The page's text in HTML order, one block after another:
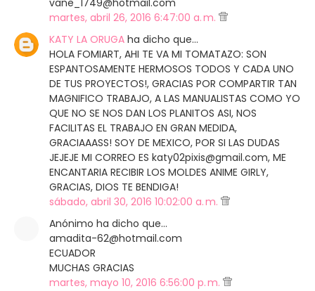
vane_1749@hotmail.com
martes, abril 26, 2016 6:47:00 a. m.
KATY LA ORUGA ha dicho que…
HOLA FOMIART, AHI TE VA MI TOMATAZO: SON
ESPANTOSAMENTE HERMOSOS TODOS Y CADA UNO
DE TUS PROYECTOS!, GRACIAS POR COMPARTIR TAN
MAGNIFICO TRABAJO, A LAS MANUALISTAS COMO YO
QUE NO SE NOS DAN LOS PLANITOS ASI, NOS
FACILITAS EL TRABAJO EN GRAN MEDIDA,
GRACIAAASS! SOY DE MEXICO, POR SI LAS DUDAS
JEJEJE MI CORREO ES katy02pixis@gmail.com, ME
ENCANTARIA RECIBIR LOS MOLDES ANIME GIRLY,
GRACIAS, DIOS TE BENDIGA!
sábado, abril 30, 2016 10:02:00 a. m.
Anónimo ha dicho que…
amadita-62@hotmail.com
ECUADOR
MUCHAS GRACIAS
martes, mayo 10, 2016 6:56:00 p. m.